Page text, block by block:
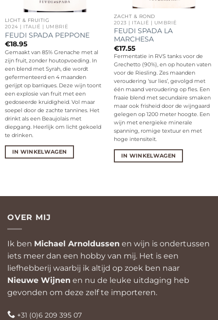
LICHT & FRUITIG
2024 | ITALIË | UMBRIË
FEUDI SPADA PEPPONE
€18.95
Gemaakt van 85% Grenache met al
zijn fruit, zonder houtopvoeding. In
een blend met Syrah, die wordt
gefermenteerd en 4 maanden
gerijpt op barriques. Deze wijn toont
een explosie van fruit met een
gedoseerde kruidigheid. Vol maar
soepel door de zachte tannines. Het
drinkt als een Beaujolais met
diepgang. Heerlijk om licht gekoeld
te drinken.
IN WINKELWAGEN
ZACHT & ROND
2023 | ITALIË | UMBRIË
FEUDI SPADA LA
MARCHESA
€17.55
Fermentatie in RVS tanks voor de
Grechetto (90%), en op houten vaten
voor de Riesling. Zes maanden
veroudering ‘sur lies’, gevolgd met
één maand veroudering op fles. Een
fraaie blend met secundaire smaken
maar ook frisheid door de wijngaard
gelegen op 1200 meter hoogte. Een
wijn met energieke minerale
spanning, romige textuur en met
hoge intensiteit.
IN WINKELWAGEN
OVER MIJ
Ik ben Michael Arnoldussen en wijn is ondertussen
iets meer dan een hobby van mij. Het is een
liefhebberij waarbij ik altijd op zoek ben naar
Nieuwe Wijnen en nu de leuke uitdaging heb
gevonden om deze zelf te importeren.
+31 (0)6 209 395 07